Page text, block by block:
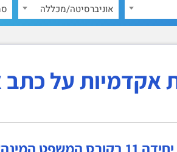
אוניברסיטה/מכללה
אקדמיות על כתב